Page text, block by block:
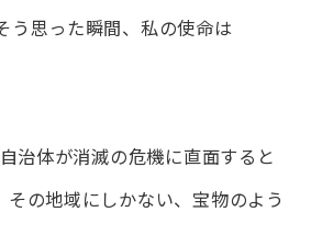
う​思った​瞬間、​私の​使命は​
治体が消滅の危機に直面すると
その地域にしかない、宝物のよう